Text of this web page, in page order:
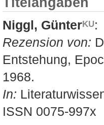
Niggl, Günter
:
Rezension von:
Entstehung,
1968.
In:
ISSN 0075-997x